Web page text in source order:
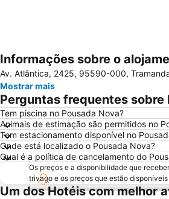
Informações sobre o
Av. Atlântica, 2425, 95590-000,
Mostrar mais
Perguntas frequentes sobre
Tem piscina no Pousada Nova?
Animais de estimação são permitidos no
Tem estacionamento disponível no
Onde está localizado o Pousada Nova?
Qual é a política de cancelamento do
Os preços e a disponibilidade que
trivago e os preços que estão
Um dos Hotéis com melhor